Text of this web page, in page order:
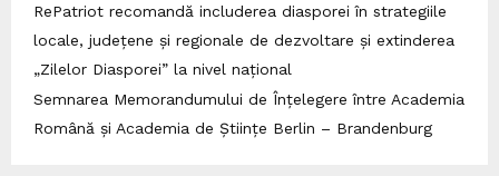
RePatriot recomandă includerea diasporei în strategiile
locale, județene și regionale de dezvoltare și extinderea
„Zilelor Diasporei” la nivel național
Semnarea Memorandumului de Înțelegere între Academia
Română și Academia de Științe Berlin – Brandenburg